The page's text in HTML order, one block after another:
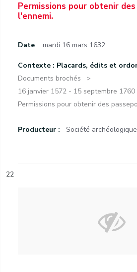
Permissions pour obtenir
l'ennemi.
Date mardi 16 mars 1632
Contexte : Placards, édits et
Documents brochés
16 janvier 1572 - 15 septembre 1760
Permissions pour obtenir des
Producteur : Société
22